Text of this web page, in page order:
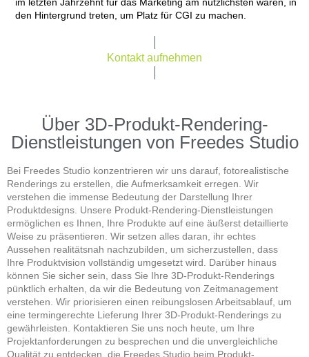
im letzten Jahrzehnt für das Marketing am nützlichsten waren, in
den Hintergrund treten, um Platz für CGI zu machen.
Kontakt aufnehmen
Über 3D-Produkt-Rendering-
Dienstleistungen von Freedes Studio
Bei Freedes Studio konzentrieren wir uns darauf, fotorealistische
Renderings zu erstellen, die Aufmerksamkeit erregen. Wir
verstehen die immense Bedeutung der Darstellung Ihrer
Produktdesigns. Unsere Produkt-Rendering-Dienstleistungen
ermöglichen es Ihnen, Ihre Produkte auf eine äußerst detaillierte
Weise zu präsentieren. Wir setzen alles daran, ihr echtes
Aussehen realitätsnah nachzubilden, um sicherzustellen, dass
Ihre Produktvision vollständig umgesetzt wird. Darüber hinaus
können Sie sicher sein, dass Sie Ihre 3D-Produkt-Renderings
pünktlich erhalten, da wir die Bedeutung von Zeitmanagement
verstehen. Wir priorisieren einen reibungslosen Arbeitsablauf, um
eine termingerechte Lieferung Ihrer 3D-Produkt-Renderings zu
gewährleisten. Kontaktieren Sie uns noch heute, um Ihre
Projektanforderungen zu besprechen und die unvergleichliche
Qualität zu entdecken, die Freedes Studio beim Produkt-